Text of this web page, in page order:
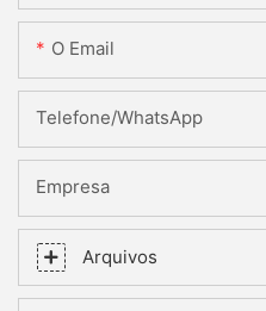
O Email
Telefone/WhatsApp
Empresa
Arquivos